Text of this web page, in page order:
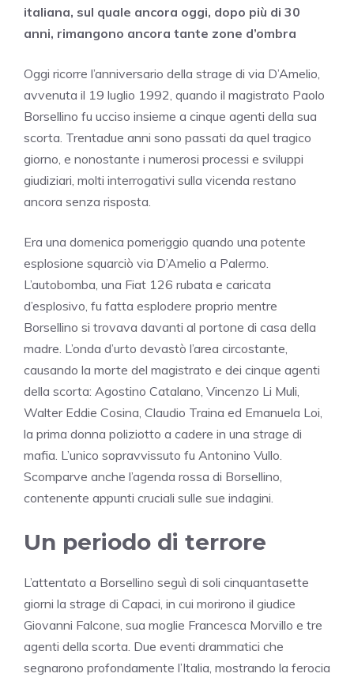
italiana, sul quale ancora oggi, dopo più di 30
anni, rimangono ancora tante zone d’ombra
Oggi ricorre l’anniversario della strage di via D’Amelio,
avvenuta il 19 luglio 1992, quando il magistrato Paolo
Borsellino fu ucciso insieme a cinque agenti della sua
scorta. Trentadue anni sono passati da quel tragico
giorno, e nonostante i numerosi processi e sviluppi
giudiziari, molti interrogativi sulla vicenda restano
ancora senza risposta.
Era una domenica pomeriggio quando una potente
esplosione squarciò via D’Amelio a Palermo.
L’autobomba, una Fiat 126 rubata e caricata
d’esplosivo, fu fatta esplodere proprio mentre
Borsellino si trovava davanti al portone di casa della
madre. L’onda d’urto devastò l’area circostante,
causando la morte del magistrato e dei cinque agenti
della scorta: Agostino Catalano, Vincenzo Li Muli,
Walter Eddie Cosina, Claudio Traina ed Emanuela Loi,
la prima donna poliziotto a cadere in una strage di
mafia. L’unico sopravvissuto fu Antonino Vullo.
Scomparve anche l’agenda rossa di Borsellino,
contenente appunti cruciali sulle sue indagini.
Un periodo di terrore
L’attentato a Borsellino seguì di soli cinquantasette
giorni la strage di Capaci, in cui morirono il giudice
Giovanni Falcone, sua moglie Francesca Morvillo e tre
agenti della scorta. Due eventi drammatici che
segnarono profondamente l’Italia, mostrando la ferocia